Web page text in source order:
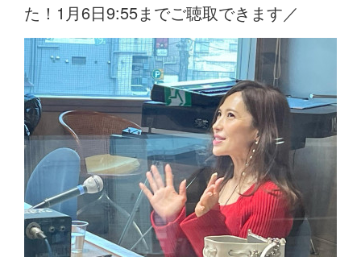
た！1月6日9:55までご聴取できます／